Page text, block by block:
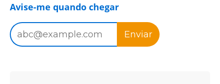
Avise-me quando chegar
Enviar